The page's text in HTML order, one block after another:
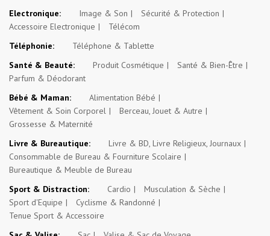
Electronique:
Image & Son
Sécurité & Protection
Accessoire Electronique
Télécom
Téléphonie:
Téléphone & Tablette
Santé & Beauté:
Produit Cosmétique
Santé & Bien-Être
Parfum & Déodorant
Bébé & Maman:
Alimentation Bébé
Vêtement & Soin Corporel
Berceau, Jouet & Autre
Grossesse & Maternité
Livre & Bureautique:
Livre & BD, Livre Religieux, Journaux
Consommable de Bureau & Fourniture Scolaire
Bureautique & Meuble de Bureau
Sport & Distraction:
Cardio
Musculation & Sèche
Sport d'Equipe
Cyclisme & Randonné
Tenue Sport & Accessoire